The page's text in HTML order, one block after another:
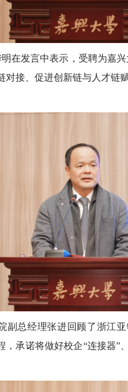
在发言中表示，受聘为嘉
对接、促进创新链与人才链
副总经理张进回顾了浙江
，承诺将做好校企“连接器”